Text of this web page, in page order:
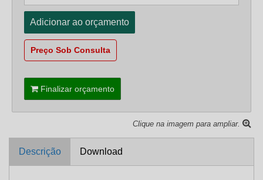
Preço Sob Consulta
Finalizar orçamento
Clique na imagem para ampliar.
Descrição Download